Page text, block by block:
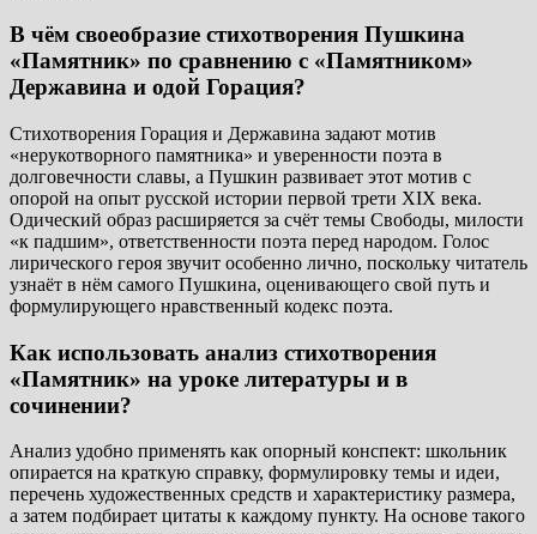
В чём своеобразие стихотворения Пушкина
«Памятник» по сравнению с «Памятником»
Державина и одой Горация?
Стихотворения Горация и Державина задают мотив
«нерукотворного памятника» и уверенности поэта в
долговечности славы, а Пушкин развивает этот мотив с
опорой на опыт русской истории первой трети XIX века.
Одический образ расширяется за счёт темы Свободы, милости
«к падшим», ответственности поэта перед народом. Голос
лирического героя звучит особенно лично, поскольку читатель
узнаёт в нём самого Пушкина, оценивающего свой путь и
формулирующего нравственный кодекс поэта.
Как использовать анализ стихотворения
«Памятник» на уроке литературы и в
сочинении?
Анализ удобно применять как опорный конспект: школьник
опирается на краткую справку, формулировку темы и идеи,
перечень художественных средств и характеристику размера,
а затем подбирает цитаты к каждому пункту. На основе такого